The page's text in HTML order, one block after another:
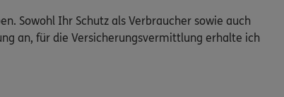
Sowohl Ihr Schutz als Verbraucher sowie auch
an, für die Versicherungsvermittlung erhalte ich